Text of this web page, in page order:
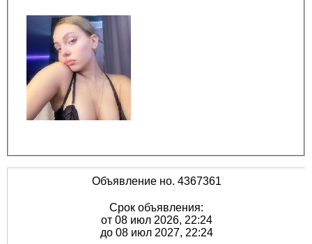
Объявление но. 4367361
Срок объявления:
от 08 июл 2026, 22:24
до 08 июл 2027, 22:24